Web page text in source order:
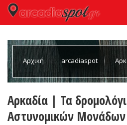
Αρχική arcadiaspot
Αρκαδία | Τα
Αστυνομικών